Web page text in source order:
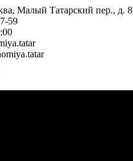
Малый Татарский пер., д. 8
59